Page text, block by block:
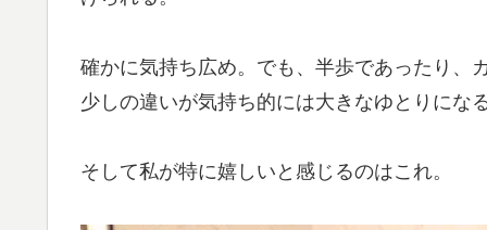
確かに気持ち広め。でも、半歩であったり、
少しの違いが気持ち的には大きなゆとりにな
そして私が特に嬉しいと感じるのはこれ。